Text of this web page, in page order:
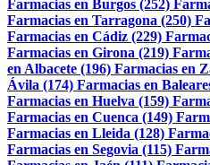
Farmacias en Burgos (252)
Farmacias en Tarragona (250)
Farmacias en Cádiz (229)
Farmacias en Girona (219)
en Albacete (196) Farmacias en
Ávila (174) Farmacias en
Farmacias en Huelva (159)
Farmacias en Cuenca (149)
Farmacias en Lleida (128)
Farmacias en Segovia (115)